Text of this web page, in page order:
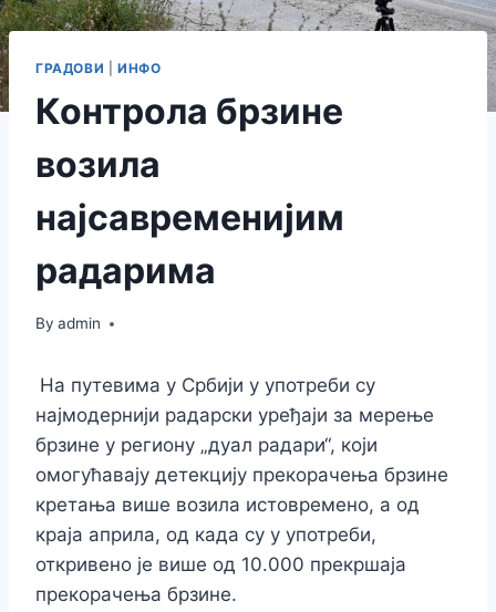
ГРАДОВИ ИНФО
Контрола брзине
возила
најсавременијим
радарима
By admin
На путевима у Србији у употреби су
најмодернији радарски уређаји за мерење
брзине у региону „дуал радари“, који
омогућавају детекцију прекорачења брзине
кретања више возила истовремено, а од
краја априла, од када су у употреби,
откривено је више од 10.000 прекршаја
прекорачења брзине.